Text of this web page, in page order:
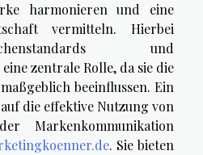
harmonieren und eine
vermitteln. Hierbei
und
zentrale Rolle, da sie die
beeinflussen. Ein
die effektive Nutzung von
Markenkommunikation
. Sie bieten